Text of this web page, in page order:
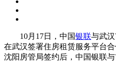
10月17日，中国银联与武
在武汉签署住房租赁服务平台
沈阳房管局签约后，中国银联